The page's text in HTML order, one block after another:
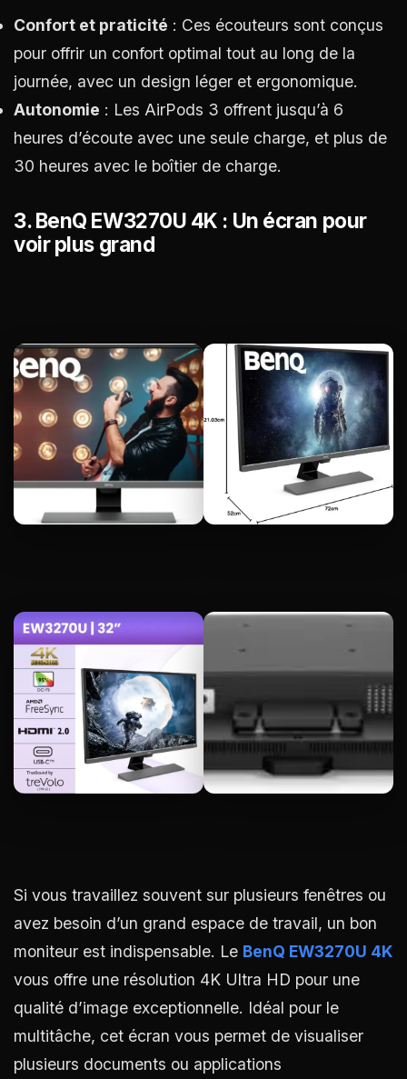
Confort et praticité : Ces écouteurs sont conçus
pour offrir un confort optimal tout au long de la
journée, avec un design léger et ergonomique.
Autonomie : Les AirPods 3 offrent jusqu’à 6
heures d’écoute avec une seule charge, et plus de
30 heures avec le boîtier de charge.
3.BenQ EW3270U 4K : Un écran pour
voir plus grand
Si vous travaillez souvent sur plusieurs fenêtres ou
avez besoin d’un grand espace de travail, un bon
moniteur est indispensable. Le BenQ EW3270U 4K
vous offre une résolution 4K Ultra HD pour une
qualité d’image exceptionnelle. Idéal pour le
multitâche, cet écran vous permet de visualiser
plusieurs documents ou applications